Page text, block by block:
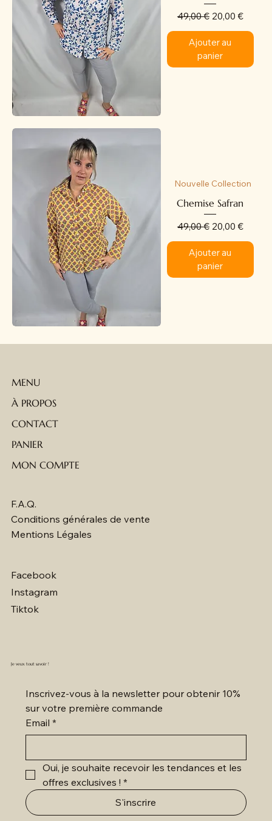
Prix original
49,00 € Prix
20,00 €
Ajouter au
panier
Nouvelle Collection
Chemise Safran
Prix original
49,00 € Prix
20,00 €
Ajouter au
panier
MENU
À PROPOS
CONTACT
PANIER
MON COMPTE
F.A.Q.
Conditions générales de vente
Mentions Légales
Facebook
Instagram
Tiktok
Je veux tout savoir !
Inscrivez-vous à la newsletter pour obtenir 10%
sur votre première commande
Email *
Oui, je souhaite recevoir les tendances et les
offres exclusives ! *
S'inscrire